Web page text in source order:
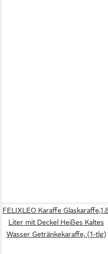
FELIXLEO Karaffe
Liter mit Deckel Heißes Kaltes
Wasser Getränkekaraffe, (1-tlg)